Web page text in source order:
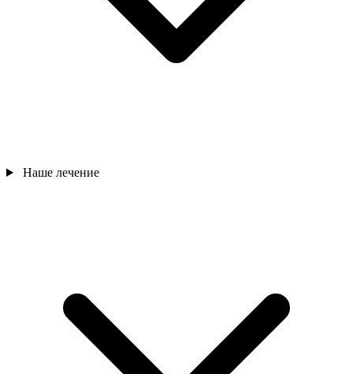
Наше лечение